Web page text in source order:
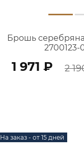
Брошь
2700123-
1 971 ₽ 2
На заказ - от 15 дней